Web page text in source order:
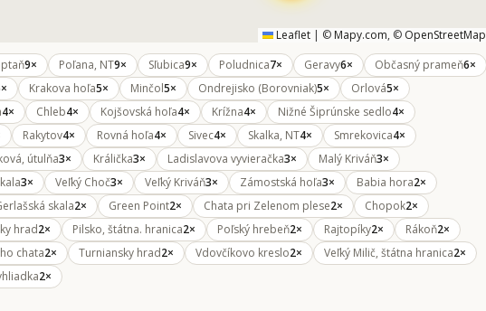
Leaflet | © Mapy.com, © OpenStreetMap
9× Poľana, NT9× Sľubica9× Poludnica7× Geravy6× Občasný prameň6×
Krakova hoľa5× Minčol5× Ondrejisko (Borovniak)5× Orlová5×
4× Chleb4× Kojšovská hoľa4× Krížna4× Nižné Šiprúnske sedlo4×
Rakytov4× Rovná hoľa4× Sivec4× Skalka, NT4× Smrekovica4×
útulňa3× Králička3× Ladislavova vyvieračka3× Malý Kriváň3×
3× Veľký Choč3× Veľký Kriváň3× Zámostská hoľa3× Babia hora2×
skala2× Green Point2× Chata pri Zelenom plese2× Chopok2×
hrad2× Pilsko, štátna. hranica2× Poľský hrebeň2× Rajtopíky2× Rákoň2×
chata2× Turniansky hrad2× Vdovčíkovo kreslo2× Veľký Milič, štátna hranica2×
2×